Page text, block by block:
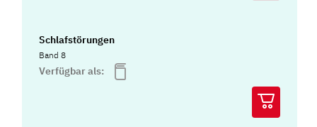
Schlafstörungen
Band 8
Verfügbar als: